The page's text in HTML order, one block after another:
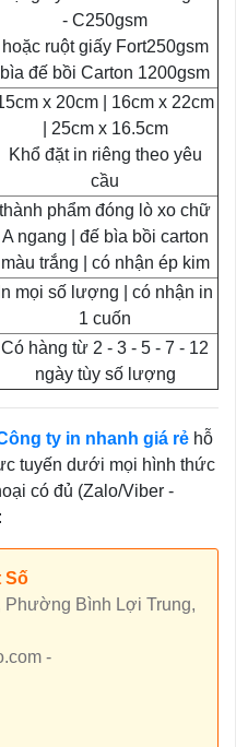
- C250gsm
hoặc ruột giấy Fort250gsm
bìa đế bồi Carton 1200gsm
x 20cm | 16cm x 22cm
| 25cm x 16.5cm
Khổ đặt in riêng theo yêu
cầu
thành phẩm đóng lò xo chữ
A ngang | đế bìa bồi carton
màu trắng | có nhận ép kim
In mọi số lượng | có nhận in
1 cuốn
Có hàng từ 2 - 3 - 5 - 7 - 12
ngày tùy số lượng
ty in nhanh giá rẻ hỗ
tuyến dưới mọi hình thức
có đủ (Zalo/Viber -
Số
Bình Lợi Trung,
-